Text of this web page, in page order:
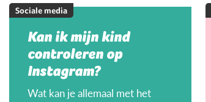
Sociale media
Kan ik mijn kind
controleren op
Instagram?
Wat kan je allemaal met het